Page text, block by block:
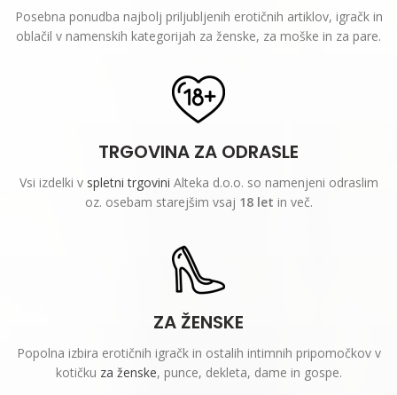
Posebna ponudba najbolj priljubljenih erotičnih artiklov, igračk in
oblačil v namenskih kategorijah za ženske, za moške in za pare.
TRGOVINA ZA ODRASLE
Vsi izdelki v spletni trgovini Alteka d.o.o. so namenjeni odraslim
oz. osebam starejšim vsaj 18 let in več.
ZA ŽENSKE
Popolna izbira erotičnih igračk in ostalih intimnih pripomočkov v
kotičku za ženske, punce, dekleta, dame in gospe.